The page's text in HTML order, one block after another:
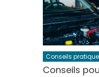
Conseils
Conseils